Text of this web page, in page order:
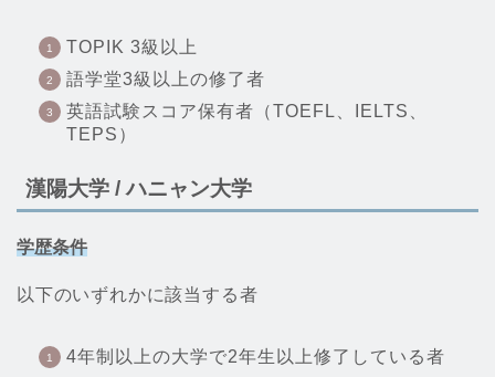
TOPIK 3級以上
語学堂3級以上の修了者
英語試験スコア保有者（TOEFL、IELTS、
TEPS）
漢陽大学 / ハニャン大学
学歴条件
以下のいずれかに該当する者
4年制以上の大学で2年生以上修了している者